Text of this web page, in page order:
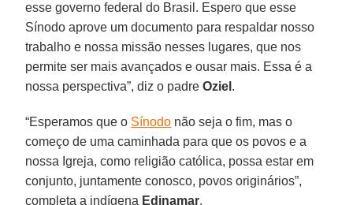
esse governo federal do Brasil. Espero que esse
Sínodo aprove um documento para respaldar nosso
trabalho e nossa missão nesses lugares, que nos
permite ser mais avançados e ousar mais. Essa é a
nossa perspectiva”, diz o padreOziel .
“Esperamos que o Sínodo não seja o fim, mas o
começo de uma caminhada para que os povos e a
nossa Igreja, como religião católica, possa estar em
conjunto, juntamente conosco, povos originários”,
completa a indígena Edinamar.